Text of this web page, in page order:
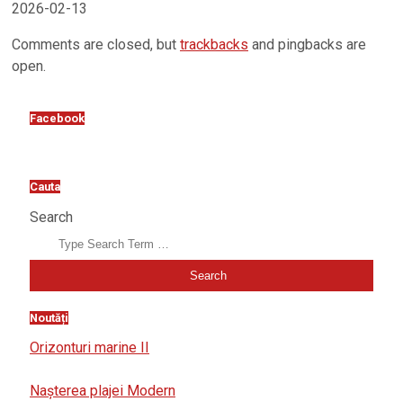
2026-02-13
Comments are closed, but trackbacks and pingbacks are
open.
Facebook
Cauta
Search
Noutăți
Orizonturi marine II
Nașterea plajei Modern